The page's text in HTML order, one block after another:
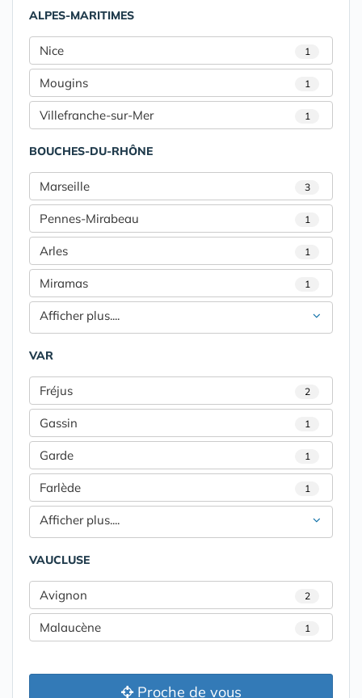
ALPES-MARITIMES
Nice 1
Mougins 1
Villefranche-sur-Mer 1
BOUCHES-DU-RHÔNE
Marseille 3
Pennes-Mirabeau 1
Arles 1
Miramas 1
Afficher plus....
VAR
Fréjus 2
Gassin 1
Garde 1
Farlède 1
Afficher plus....
VAUCLUSE
Avignon 2
Malaucène 1
Proche de vous